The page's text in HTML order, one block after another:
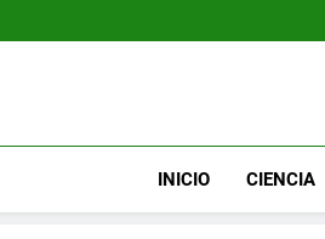
INICIO CIENCIA